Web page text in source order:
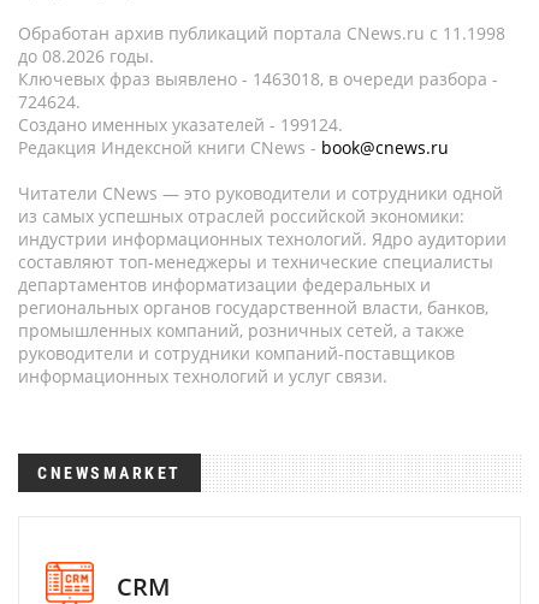
Обработан архив публикаций портала CNews.ru c 11.1998
до 08.2026 годы.
Ключевых фраз выявлено - 1463018, в очереди разбора -
724624.
Создано именных указателей - 199124.
Редакция Индексной книги CNews - book@cnews.ru
Читатели CNews — это руководители и сотрудники одной
из самых успешных отраслей российской экономики:
индустрии информационных технологий. Ядро аудитории
составляют топ-менеджеры и технические специалисты
департаментов информатизации федеральных и
региональных органов государственной власти, банков,
промышленных компаний, розничных сетей, а также
руководители и сотрудники компаний-поставщиков
информационных технологий и услуг связи.
CNEWSMARKET
CRM